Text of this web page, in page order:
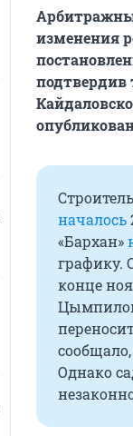
изменения
подтвердив
началось
«Бархан»
графику.
конце
Однако